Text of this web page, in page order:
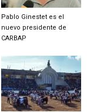
Pablo Ginestet es el
nuevo presidente de
CARBAP